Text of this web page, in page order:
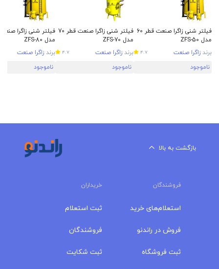
فیلتر شنی زاگرا صنعت قطر 60
مدل ZFS-50
برند زاگرا صنعت 4.7
ناموجود
فیلتر شنی زاگرا صنعت قطر 70
مدل ZFS-70
برند زاگرا صنعت 4.7
ناموجود
مدل ZFS-80
برند زاگرا صنعت
ناموجود
بازگشت به بالا
فروشندگان خریداران
استعلام‌های خرید
فروش در راندنو
ثبت فروشگاه
ثبت استعلام
فروشندگان
ثبت شکایت